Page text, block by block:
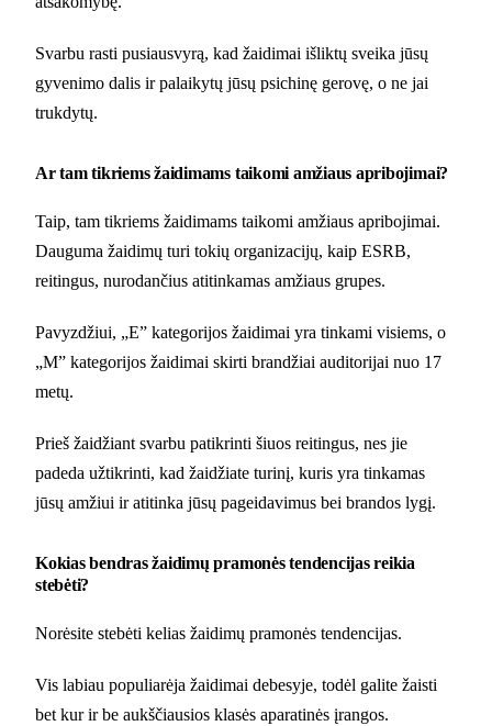
Svarbu rasti pusiausvyrą, kad žaidimai išliktų sveika jūsų
gyvenimo dalis ir palaikytų jūsų psichinę gerovę, o ne jai
trukdytų.
Ar tam tikriems žaidimams taikomi amžiaus apribojimai?
Taip, tam tikriems žaidimams taikomi amžiaus apribojimai.
Dauguma žaidimų turi tokių organizacijų, kaip ESRB,
reitingus, nurodančius atitinkamas amžiaus grupes.
Pavyzdžiui, „E” kategorijos žaidimai yra tinkami visiems, o
„M” kategorijos žaidimai skirti brandžiai auditorijai nuo 17
metų.
Prieš žaidžiant svarbu patikrinti šiuos reitingus, nes jie
padeda užtikrinti, kad žaidžiate turinį, kuris yra tinkamas
jūsų amžiui ir atitinka jūsų pageidavimus bei brandos lygį.
Kokias bendras žaidimų pramonės tendencijas reikia
stebėti?
Norėsite stebėti kelias žaidimų pramonės tendencijas.
Vis labiau populiarėja žaidimai debesyje, todėl galite žaisti
bet kur ir be aukščiausios klasės aparatinės įrangos.